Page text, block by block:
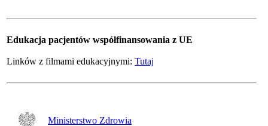
Edukacja pacjentów współfinansowania z UE
Linków z filmami edukacyjnymi: Tutaj
Ministerstwo Zdrowia